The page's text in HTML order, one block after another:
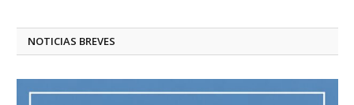
NOTICIAS BREVES